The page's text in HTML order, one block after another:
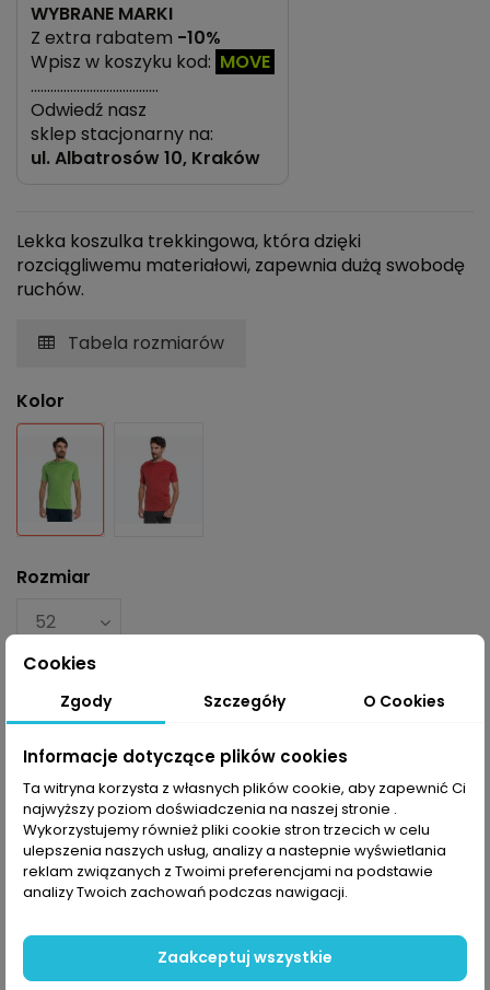
WYBRANE MARKI
Z extra rabatem -10%
Wpisz w koszyku kod: MOVE
…………………………………
Odwiedź nasz
sklep stacjonarny na:
ul.Albatrosów 10, Kraków
Lekka koszulka trekkingowa, która dzięki
rozciągliwemu materiałowi, zapewnia dużą swobodę
ruchów.
Tabela rozmiarów
Kolor
Zielony
Czerwony
Rozmiar
Dodaj do koszyka
Cookies
Zgody Szczegóły O Cookies
Informacje dotyczące plików cookies
Ta witryna korzysta z własnych plików cookie, aby zapewnić Ci
najwyższy poziom doświadczenia na naszej stronie .
Wykorzystujemy również pliki cookie stron trzecich w celu
ulepszenia naszych usług, analizy a nastepnie wyświetlania
reklam związanych z Twoimi preferencjami na podstawie
analizy Twoich zachowań podczas nawigacji.
Zaakceptuj wszystkie